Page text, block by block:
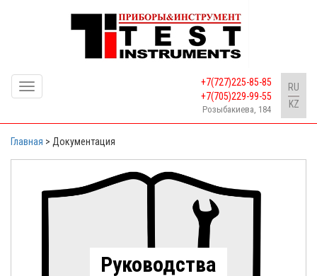
Toggle
+7(727)225-85-85
+7(705)229-99-55
Розыбакиева, 184
RU
KZ
Главная > Документация
Руководства